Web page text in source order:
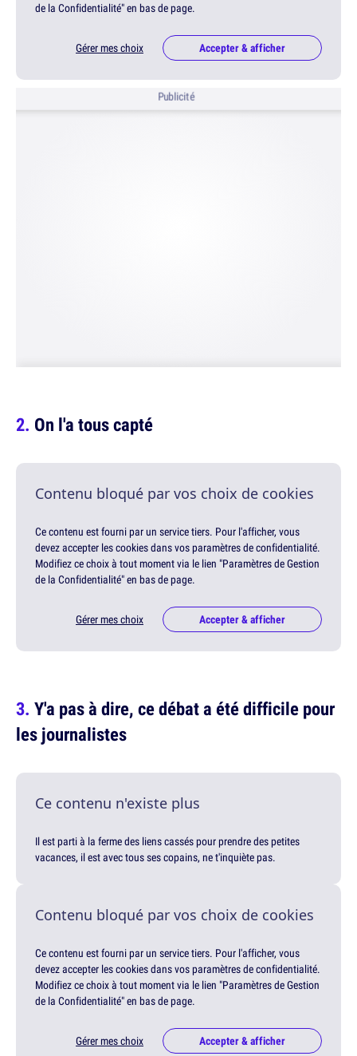
de la Confidentialité" en bas de page.
Gérer mes choix Accepter & afficher
Publicité
On l'a tous capté
Contenu bloqué par vos choix de cookies
Ce contenu est fourni par un service tiers. Pour l'afficher, vous
devez accepter les cookies dans vos paramètres de confidentialité.
Modifiez ce choix à tout moment via le lien "Paramètres de Gestion
de la Confidentialité" en bas de page.
Gérer mes choix Accepter & afficher
Y'a pas à dire, ce débat a été difficile pour
les journalistes
Ce contenu n'existe plus
Il est parti à la ferme des liens cassés pour prendre des petites
vacances, il est avec tous ses copains, ne t'inquiète pas.
Contenu bloqué par vos choix de cookies
Ce contenu est fourni par un service tiers. Pour l'afficher, vous
devez accepter les cookies dans vos paramètres de confidentialité.
Modifiez ce choix à tout moment via le lien "Paramètres de Gestion
de la Confidentialité" en bas de page.
Gérer mes choix Accepter & afficher